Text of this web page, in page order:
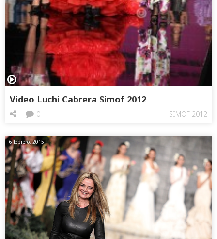
Video Luchi Cabrera Simof 2012
SIMOF 2012
0
6 febrero, 2015